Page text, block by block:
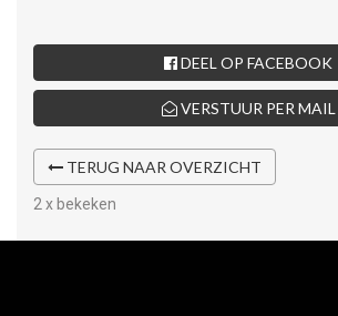
DEEL OP FACEBOOK
VERSTUUR PER MAIL
TERUG NAAR OVERZICHT
2 x bekeken